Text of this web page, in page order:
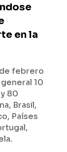
en la
febrero
10
80
Brasil,
Países